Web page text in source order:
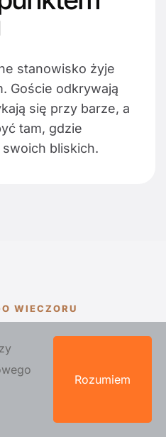
stanowisko żyje
Goście odkrywają
się przy barze, a
tam, gdzie
bliskich.
WIECZORU
nam, kiedy,
Rozumiem